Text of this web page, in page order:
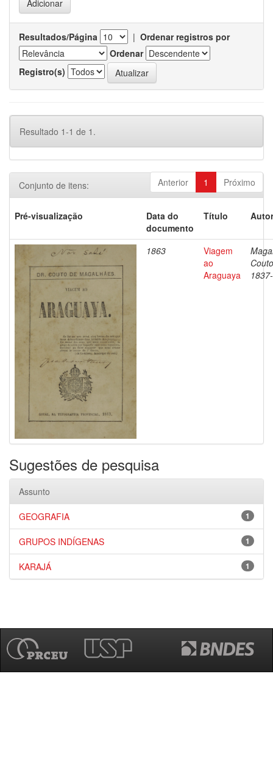
Resultados/Página | Ordenar registros por
Ordenar
Registro(s)
Resultado 1-1 de 1.
Anterior 1 Próximo
Conjunto de itens:
Pré-visualização
Data do
documento
Título
1863
Viagem
ao
Araguaya
Sugestões de pesquisa
Assunto
1
GEOGRAFIA
1
GRUPOS INDÍGENAS
1
KARAJÁ